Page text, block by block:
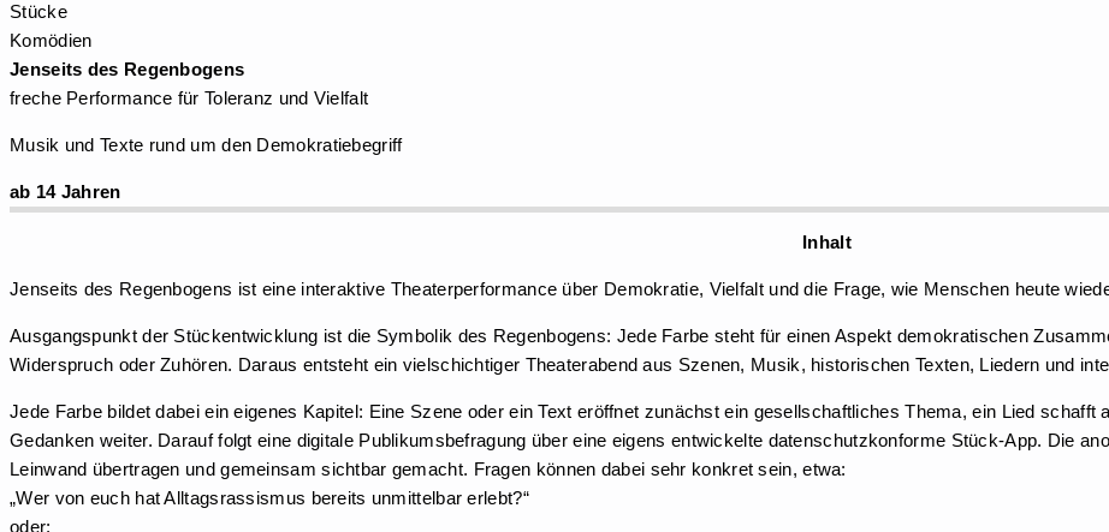
Stücke
Komödien
Jenseits des Regenbogens
freche Performance für Toleranz und Vielfalt
Musik und Texte rund um den Demokratiebegriff
ab 14 Jahren
Inhalt
Jenseits des Regenbogens ist eine interaktive Theaterperformance über Demokratie, Vielfalt und die Frage, wie Menschen heute
Ausgangspunkt der Stückentwicklung ist die Symbolik des Regenbogens: Jede Farbe steht für einen Aspekt demokratischen
Widerspruch oder Zuhören. Daraus entsteht ein vielschichtiger Theaterabend aus Szenen, Musik, historischen Texten, Liedern und
Jede Farbe bildet dabei ein eigenes Kapitel: Eine Szene oder ein Text eröffnet zunächst ein gesellschaftliches Thema, ein Lied
Gedanken weiter. Darauf folgt eine digitale Publikumsbefragung über eine eigens entwickelte datenschutzkonforme Stück-App. Die
Leinwand übertragen und gemeinsam sichtbar gemacht. Fragen können dabei sehr konkret sein, etwa:
„Wer von euch hat Alltagsrassismus bereits unmittelbar erlebt?“
oder: